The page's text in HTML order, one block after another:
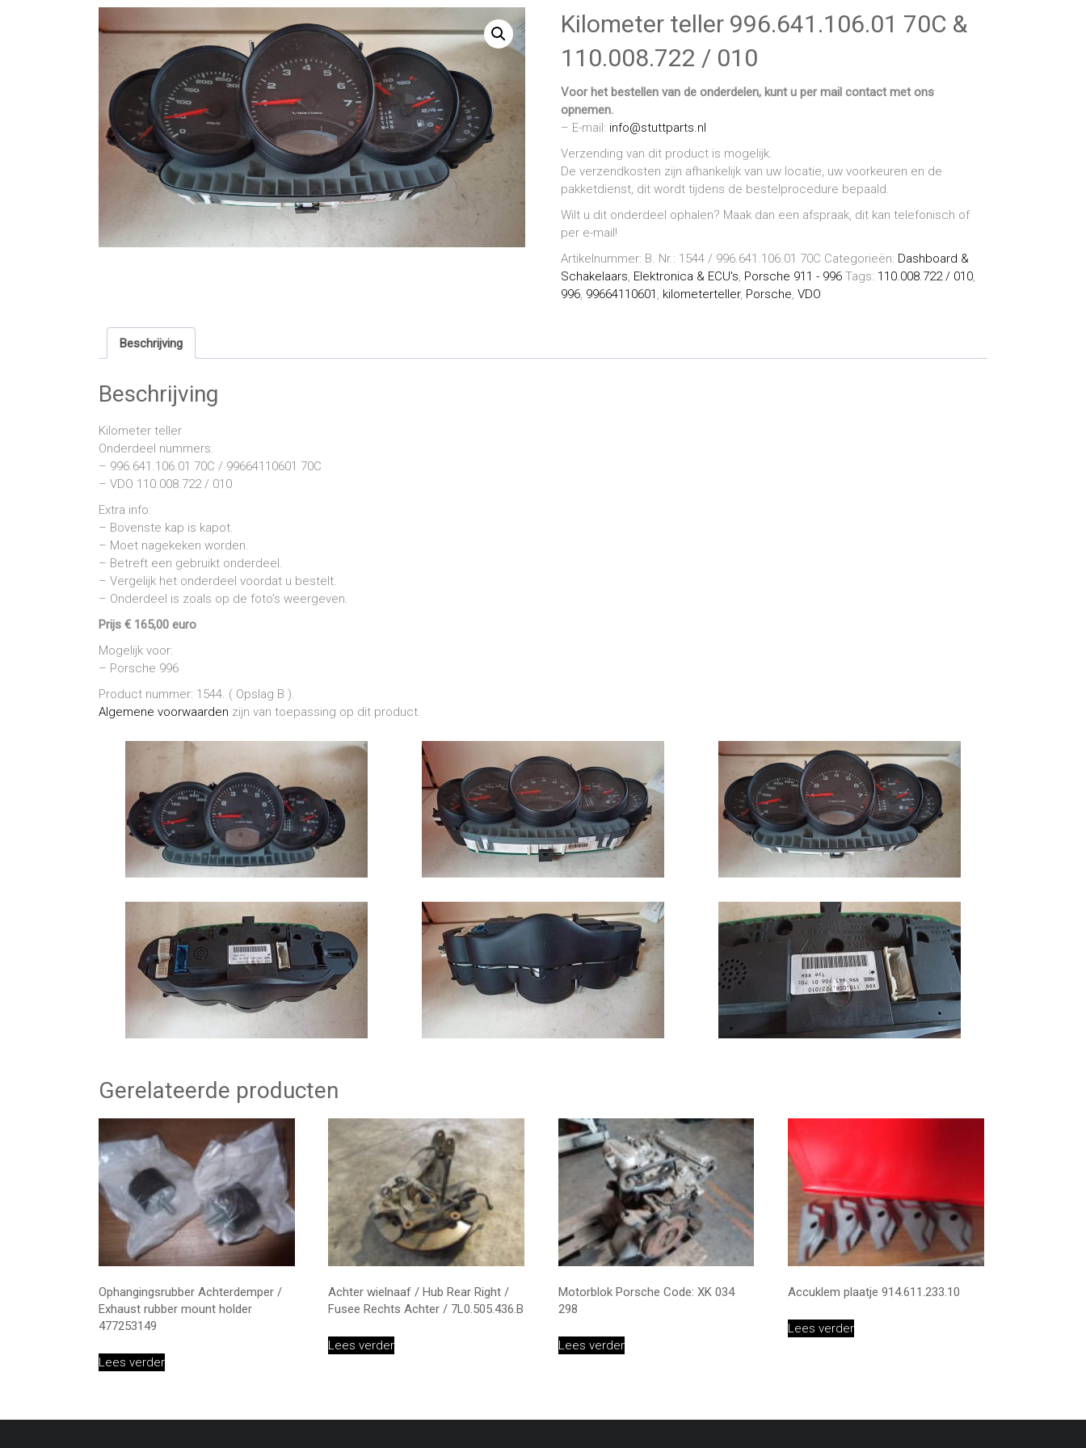
Kilometer teller 996.641.106.01 70C &
110.008.722 / 010
Voor het bestellen van de onderdelen, kunt u per mail contact met ons
opnemen.
– E-mail: info@stuttparts.nl
Verzending van dit product is mogelijk.
De verzendkosten zijn afhankelijk van uw locatie, uw voorkeuren en de
pakketdienst, dit wordt tijdens de bestelprocedure bepaald.
Wilt u dit onderdeel ophalen? Maak dan een afspraak, dit kan telefonisch of
per e-mail!
Artikelnummer: B. Nr.: 1544 / 996.641.106.01 70C Categorieën: Dashboard &
Schakelaars, Elektronica & ECU's, Porsche 911 - 996 Tags: 110.008.722 / 010,
996, 99664110601 , kilometerteller, Porsche, VDO
Beschrijving
Beschrijving
Kilometer teller
Onderdeel nummers:
– 996.641.106.01 70C / 99664110601 70C
– VDO 110.008.722 / 010
Extra info:
– Bovenste kap is kapot.
– Moet nagekeken worden.
– Betreft een gebruikt onderdeel.
– Vergelijk het onderdeel voordat u bestelt.
– Onderdeel is zoals op de foto’s weergeven.
Prijs € 165,00 euro
Mogelijk voor:
– Porsche 996
Product nummer: 1544. ( Opslag B ).
Algemene voorwaarden zijn van toepassing op dit product.
Gerelateerde producten
Ophangingsrubber Achterdemper /
Exhaust rubber mount holder
477253149
Lees verder
Achter wielnaaf / Hub Rear Right /
Fusee Rechts Achter / 7L0.505.436.B
Lees verder
Motorblok Porsche Code: XK 034
298
Lees verder
Accuklem plaatje 914.611.233.10
Lees verder